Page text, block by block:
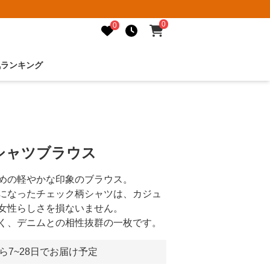
0 0
ンキング
ャツブラウス
の軽やかな印象のブラウス。
なったチェック柄シャツは、カジュ
性らしさを損ないません。
、デニムとの相性抜群の一枚です。
7~28日でお届け予定